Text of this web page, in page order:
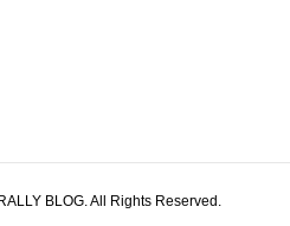
BLOG. All Rights Reserved.